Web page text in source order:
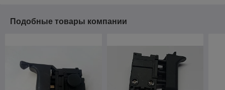
Подобные товары компании